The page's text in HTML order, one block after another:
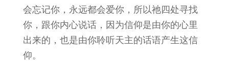
会忘记你，永远都会爱你，所以祂四处寻找
你，跟你内心说话，因为信仰是由你的心里
出来的，也是由你聆听天主的话语产生这信
仰。